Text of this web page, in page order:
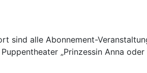
sind alle Abonnement-
„Prinzessin Anna oder